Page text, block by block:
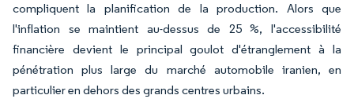
compliquent la planification de la production. Alors que
l'inflation se maintient au-dessus de 25 %, l'accessibilité
financière devient le principal goulot d'étranglement à la
pénétration plus large du marché automobile iranien, en
particulier en dehors des grands centres urbains.